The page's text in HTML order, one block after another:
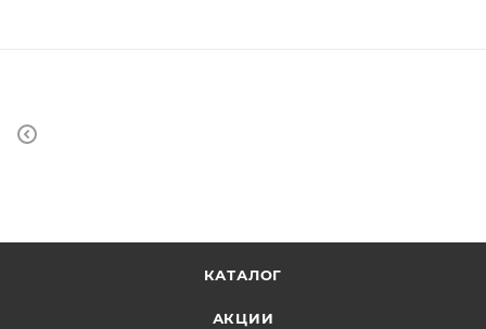
КАТАЛОГ
АКЦИИ